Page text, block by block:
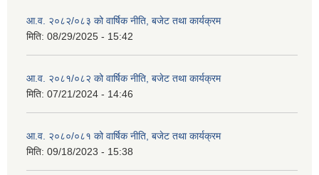
आ.व. २०८२/०८३ को वार्षिक नीति, बजेट तथा कार्यक्रम
मिति: 08/29/2025 - 15:42
आ.व. २०८१/०८२ को वार्षिक नीति, बजेट तथा कार्यक्रम
मिति: 07/21/2024 - 14:46
आ.व. २०८०/०८१ को वार्षिक नीति, बजेट तथा कार्यक्रम
मिति: 09/18/2023 - 15:38